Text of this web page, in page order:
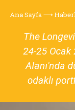
Ana Sayfa⟶
The
24-25 Ocak
Alanı'nda
odaklı